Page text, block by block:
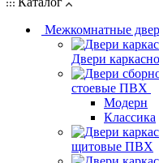
Межкомнатные
Двери
стоевые ПВХ
Модерн
Классика
щитовые ПВХ